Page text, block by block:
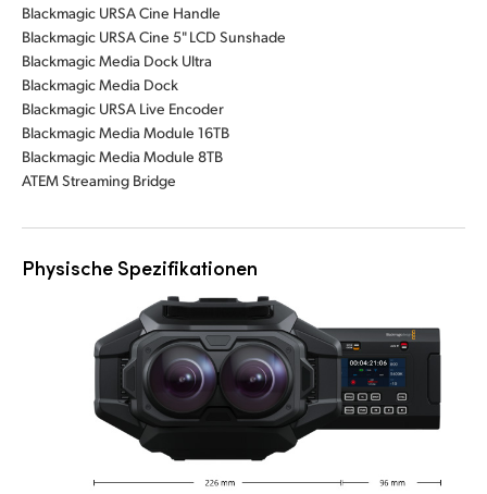
Blackmagic URSA Cine Handle
Blackmagic URSA Cine 5" LCD Sunshade
Blackmagic Media Dock Ultra
Blackmagic Media Dock
Blackmagic URSA Live Encoder
Blackmagic Media Module 16TB
Blackmagic Media Module 8TB
ATEM Streaming Bridge
Physische Spezifikationen